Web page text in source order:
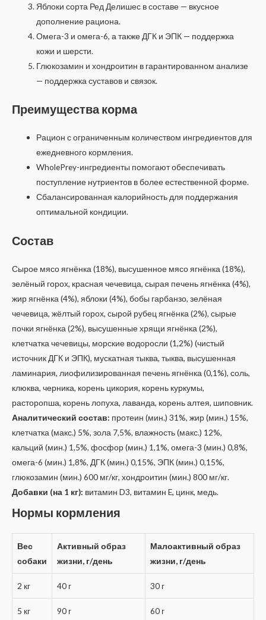
Яблоки сорта Ред Делишес в составе — вкусное
дополнение рациона.
Омега-3 и омега-6, а также ДГК и ЭПК — поддержка
кожи и шерсти.
Глюкозамин и хондроитин в гарантированном анализе
— поддержка суставов и связок.
Преимущества корма
Рацион с ограниченным количеством ингредиентов для
ежедневного кормления.
WholePrey-ингредиенты помогают обеспечивать
поступление нутриентов в более естественной форме.
Сбалансированная калорийность для поддержания
оптимальной кондиции.
Состав
Сырое мясо ягнёнка (18%), высушенное мясо ягнёнка (18%),
зелёный горох, красная чечевица, сырая печень ягнёнка (4%),
жир ягнёнка (4%), яблоки (4%), бобы гарбанзо, зелёная
чечевица, жёлтый горох, сырой рубец ягнёнка (2%), сырые
почки ягнёнка (2%), высушенные хрящи ягнёнка (2%),
клетчатка чечевицы, морские водоросли (1,2%) (чистый
источник ДГК и ЭПК), мускатная тыква, тыква, высушенная
ламинария, лиофилизированная печень ягнёнка (0,1%), соль,
клюква, черника, корень цикория, корень куркумы,
расторопша, корень лопуха, лаванда, корень алтея, шиповник.
Аналитический состав: протеин (мин.) 31%, жир (мин.) 15%,
клетчатка (макс.) 5%, зола 7,5%, влажность (макс.) 12%,
кальций (мин.) 1,5%, фосфор (мин.) 1,1%, омега-3 (мин.) 0,8%,
омега-6 (мин.) 1,8%, ДГК (мин.) 0,15%, ЭПК (мин.) 0,15%,
глюкозамин (мин.) 600 мг/кг, хондроитин (мин.) 800 мг/кг.
Добавки (на 1 кг): витамин D3, витамин E, цинк, медь.
Нормы кормления
Вес
собаки
Активный образ
жизни, г/день
Малоактивный образ
жизни, г/день
2 кг 40 г 30 г
5 кг 90 г 60 г